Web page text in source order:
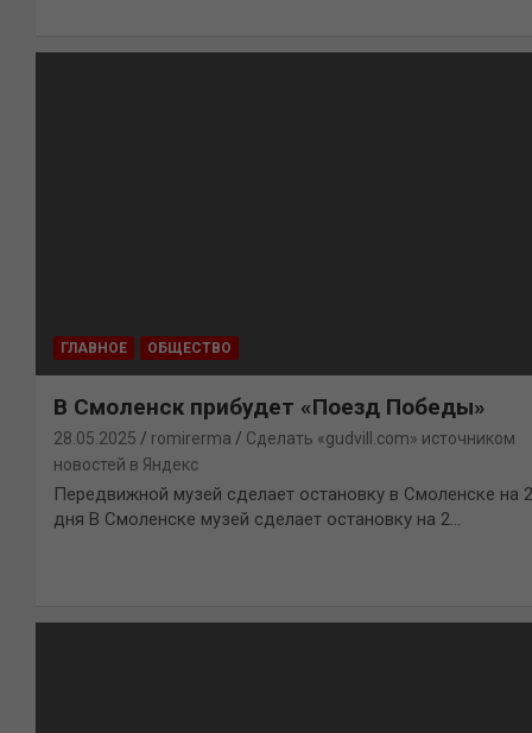
ГЛАВНОЕ ОБЩЕСТВО
В Смоленск прибудет «Поезд Победы»
28.05.2025 romirerma
Сделать «gudvill.com» источником
новостей в Яндекс
Передвижной музей сделает остановку в Смоленске на 2
дня В Смоленске музей сделает остановку на 2…